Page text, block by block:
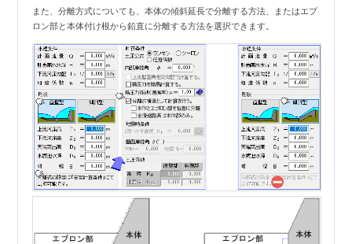
また、分離方式についても、本体の傾斜延長で分離する方法、またはエプ
ロン部と本体付け根から鉛直に分離する方法を選択できます。